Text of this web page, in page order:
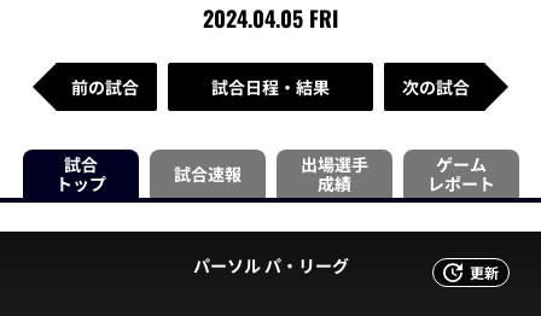
2024.04.05 FRI
前の試合 試合日程・結果 次の試合
試合
トップ
試合速報
出場選手
成績
ゲーム
レポート
更新
パーソル パ・リーグ